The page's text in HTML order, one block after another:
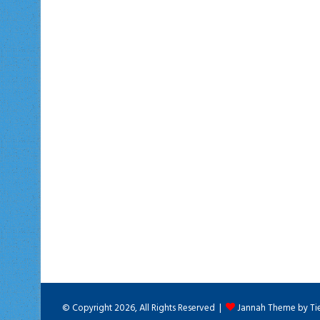
© Copyright 2026, All Rights Reserved | Jannah Theme by